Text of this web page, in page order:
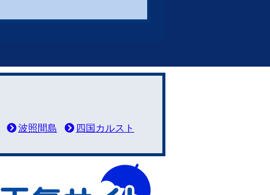
波照間島 四国カルスト